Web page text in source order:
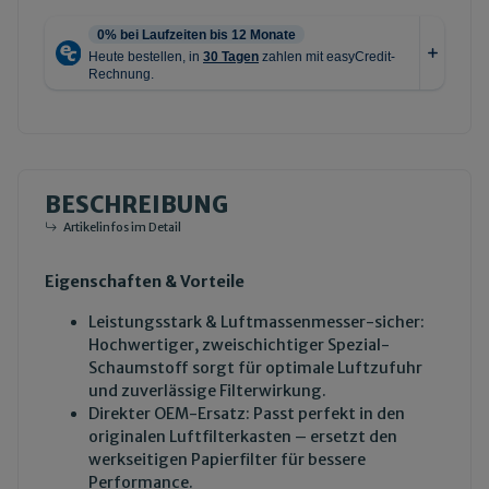
BESCHREIBUNG
Artikelinfos im Detail
Eigenschaften & Vorteile
Leistungsstark & Luftmassenmesser-sicher:
Hochwertiger, zweischichtiger Spezial-
Schaumstoff sorgt für optimale Luftzufuhr
und zuverlässige Filterwirkung.
Direkter OEM-Ersatz: Passt perfekt in den
originalen Luftfilterkasten – ersetzt den
werkseitigen Papierfilter für bessere
Performance.